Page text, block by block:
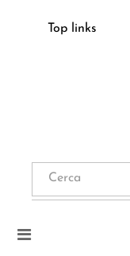
Top links
Navigazione